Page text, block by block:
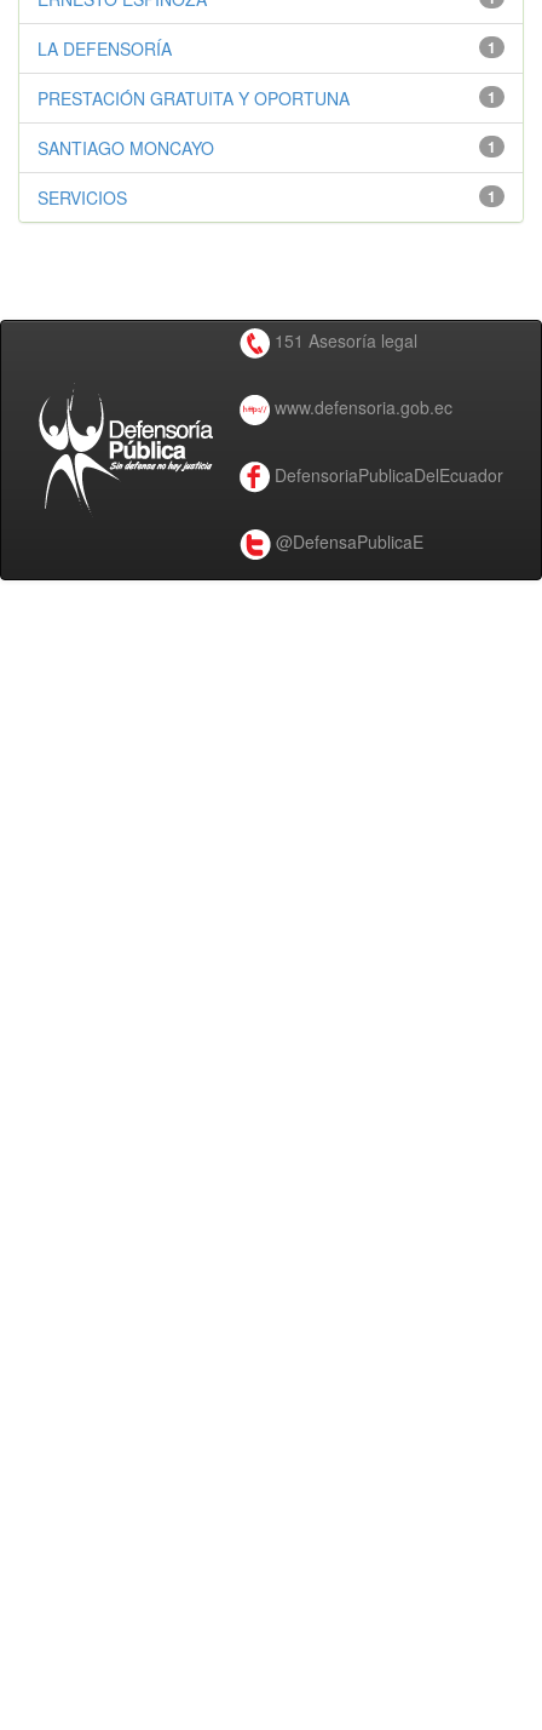
1
LA DEFENSORÍA
1
PRESTACIÓN GRATUITA Y OPORTUNA
1
SANTIAGO MONCAYO
1
SERVICIOS
151 Asesoría legal
www.defensoria.gob.ec
DefensoriaPublicaDelEcuador
@DefensaPublicaE